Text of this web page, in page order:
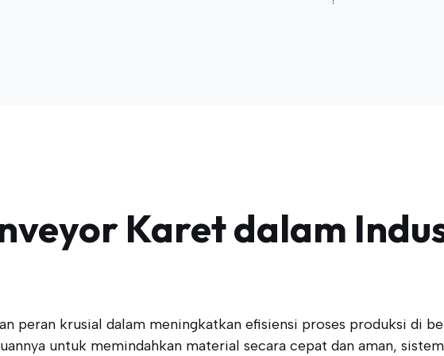
Karet dalam
peran krusial dalam meningkatkan efisiensi proses produksi di
untuk memindahkan material secara cepat dan aman,